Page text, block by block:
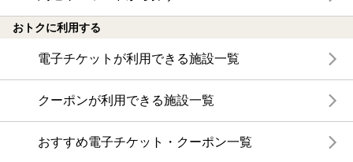
おトクに利用する
電子チケットが利用できる施設一覧
クーポンが利用できる施設一覧
おすすめ電子チケット・クーポン一覧